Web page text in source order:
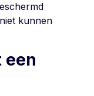
kunnen
een